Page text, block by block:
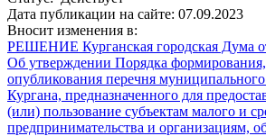
Дата публикации на сайте: 07.09.2023
Вносит изменения в:
РЕШЕНИЕ Курганская городская Дума
Об утверждении Порядка
опубликования перечня
Кургана, предназначенного для
(или) пользование субъектам малого и
предпринимательства и организациям,